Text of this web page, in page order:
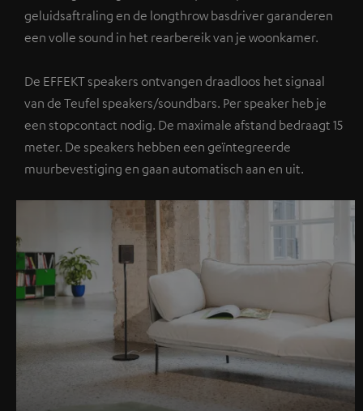
geluidsaftraling en de longthrow basdriver garanderen
een volle sound in het rearbereik van je woonkamer.
De EFFEKT speakers ontvangen draadloos het signaal
van de Teufel speakers/soundbars. Per speaker heb je
een stopcontact nodig. De maximale afstand bedraagt 15
meter. De speakers hebben een geïntegreerde
muurbevestiging en gaan automatisch aan en uit.